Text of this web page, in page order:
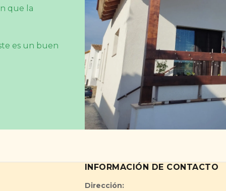
que la
es un buen
INFORMACIÓN DE CONTACTO
Dirección: